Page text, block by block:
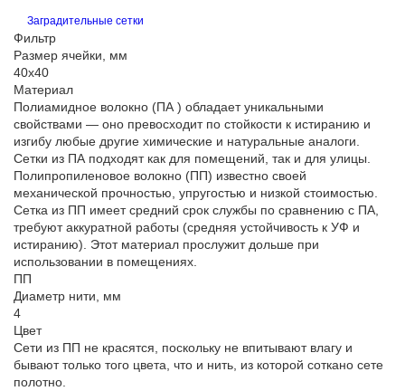
Заградительные сетки
Фильтр
Размер ячейки, мм
40х40
Материал
Полиамидное волокно (ПА ) обладает уникальными
свойствами — оно превосходит по стойкости к истиранию и
изгибу любые другие химические и натуральные аналоги.
Сетки из ПА подходят как для помещений, так и для улицы.
Полипропиленовое волокно (ПП) известно своей
механической прочностью, упругостью и низкой стоимостью.
Сетка из ПП имеет средний срок службы по сравнению с ПА,
требуют аккуратной работы (средняя устойчивость к УФ и
истиранию). Этот материал прослужит дольше при
использовании в помещениях.
ПП
Диаметр нити, мм
4
Цвет
Сети из ПП не красятся, поскольку не впитывают влагу и
бывают только того цвета, что и нить, из которой соткано сете
полотно.